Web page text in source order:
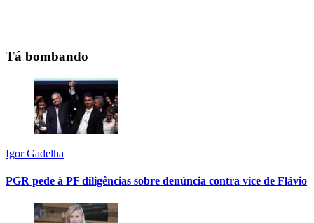
Tá bombando
Igor Gadelha
PGR pede à PF diligências sobre denúncia contra vice de Flávio